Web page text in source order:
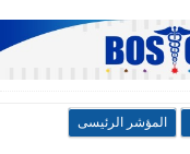
المؤشر الرئيسى